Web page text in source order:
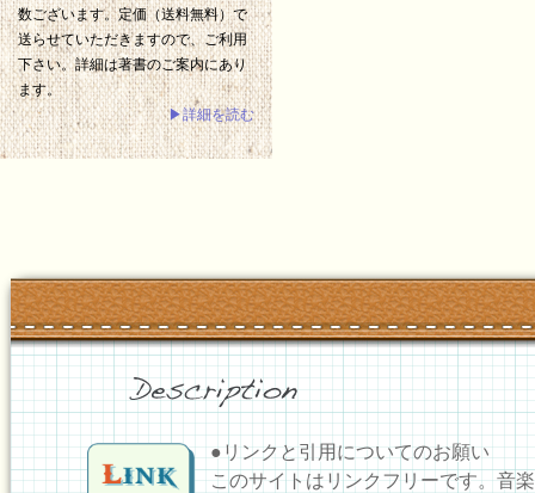
数ございます。定価（送料無料）で
送らせていただきますので、ご利用
下さい。詳細は著書のご案内にあり
ます。
▶詳細を読む
●リンクと引用についてのお願い
このサイトはリンクフリーです。音